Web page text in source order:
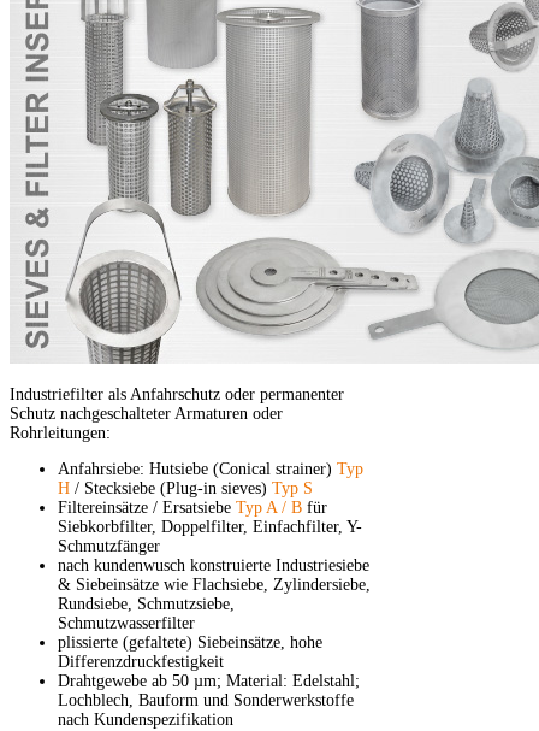
Industriefilter als Anfahrschutz oder permanenter
Schutz nachgeschalteter Armaturen oder
Rohrleitungen:
Anfahrsiebe: Hutsiebe (Conical strainer) Typ
H / Stecksiebe (Plug-in sieves) Typ S
Filtereinsätze / Ersatsiebe Typ A / B für
Siebkorbfilter, Doppelfilter, Einfachfilter, Y-
Schmutzfänger
nach kundenwusch konstruierte Industriesiebe
& Siebeinsätze wie Flachsiebe, Zylindersiebe,
Rundsiebe, Schmutzsiebe,
Schmutzwasserfilter
plissierte (gefaltete) Siebeinsätze, hohe
Differenzdruckfestigkeit
Drahtgewebe ab 50 µm; Material: Edelstahl;
Lochblech, Bauform und Sonderwerkstoffe
nach Kundenspezifikation